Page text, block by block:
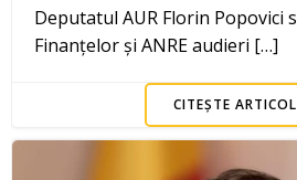
Deputatul AUR Florin Popovici
Finanțelor și ANRE audieri […]
CITEȘTE